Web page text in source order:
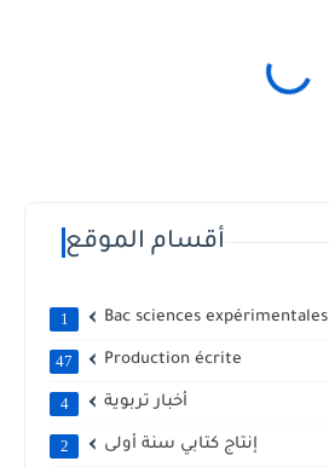
أقسام الموقع
Bac sciences expérimentales
1
Production écrite
47
أخبار تربوية 4
إنتاج كتابي سنة أولى 2